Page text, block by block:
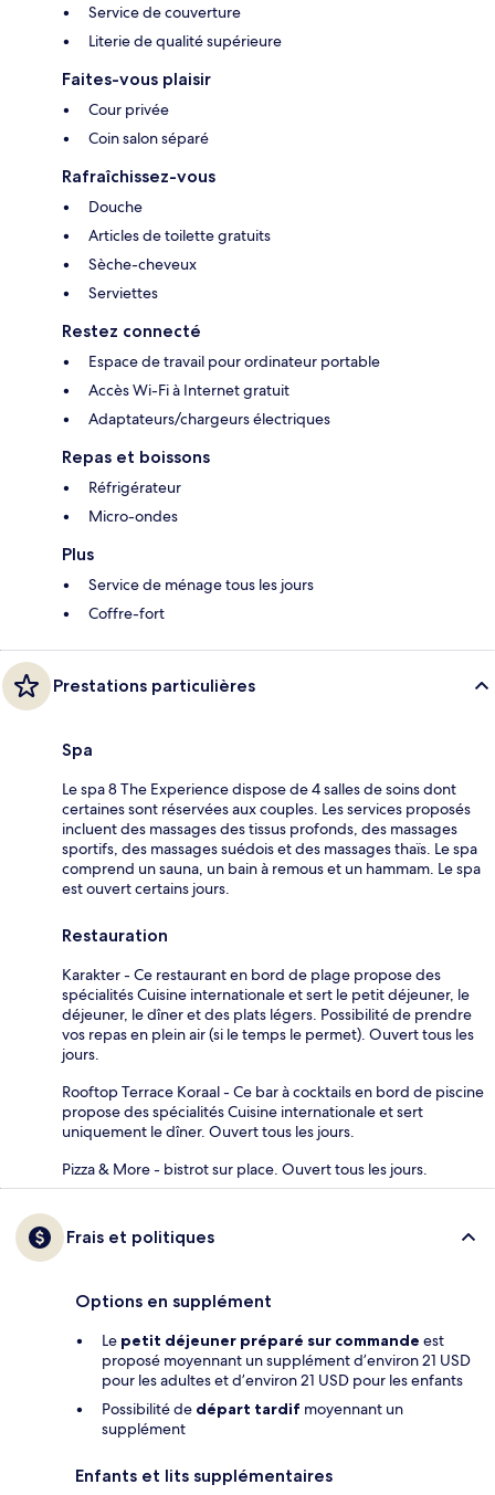
Service de couverture
Literie de qualité supérieure
Faites-vous plaisir
Cour privée
Coin salon séparé
Rafraîchissez-vous
Douche
Articles de toilette gratuits
Sèche-cheveux
Serviettes
Restez connecté
Espace de travail pour ordinateur portable
Accès Wi-Fi à Internet gratuit
Adaptateurs/chargeurs électriques
Repas et boissons
Réfrigérateur
Micro-ondes
Plus
Service de ménage tous les jours
Coffre-fort
Prestations particulières
Spa
Le spa 8 The Experience dispose de 4 salles de soins dont
certaines sont réservées aux couples. Les services proposés
incluent des massages des tissus profonds, des massages
sportifs, des massages suédois et des massages thaïs. Le spa
comprend un sauna, un bain à remous et un hammam. Le spa
est ouvert certains jours.
Restauration
Karakter - Ce restaurant en bord de plage propose des
spécialités Cuisine internationale et sert le petit déjeuner, le
déjeuner, le dîner et des plats légers. Possibilité de prendre
vos repas en plein air (si le temps le permet). Ouvert tous les
jours.
Rooftop Terrace Koraal - Ce bar à cocktails en bord de piscine
propose des spécialités Cuisine internationale et sert
uniquement le dîner. Ouvert tous les jours.
Pizza & More - bistrot sur place. Ouvert tous les jours.
Frais et politiques
Options en supplément
Le petit déjeuner préparé sur commande est
proposé moyennant un supplément d’environ 21 USD
pour les adultes et d’environ 21 USD pour les enfants
Possibilité de départ tardif moyennant un
supplément
Enfants et lits supplémentaires